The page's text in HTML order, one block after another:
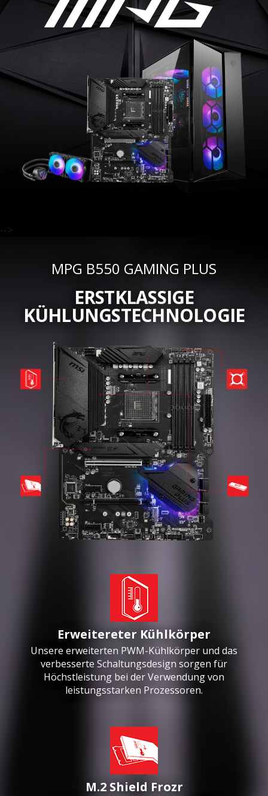
-->
MPG B550 GAMING PLUS
ERSTKLASSIGE
KÜHLUNGSTECHNOLOGIE
Erweitereter Kühlkörper
Unsere erweiterten PWM-Kühlkörper und das
verbesserte Schaltungsdesign sorgen für
Höchstleistung bei der Verwendung von
leistungsstarken Prozessoren.
M.2 Shield Frozr